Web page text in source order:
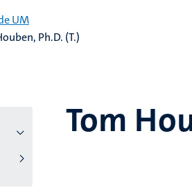
UM
Ph.D. (T.)
Tom